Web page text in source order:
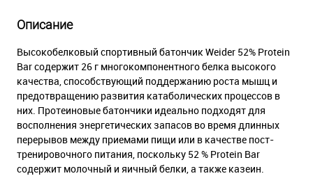
Описание
Высокобелковый спортивный батончик Weider 52% Protein
Bar содержит 26 г многокомпонентного белка высокого
качества, способствующий поддержанию роста мышц и
предотвращению развития катаболических процессов в
них. Протеиновые батончики идеально подходят для
восполнения энергетических запасов во время длинных
перерывов между приемами пищи или в качестве пост-
тренировочного питания, поскольку 52 % Protein Bar
содержит молочный и яичный белки, а также казеин.